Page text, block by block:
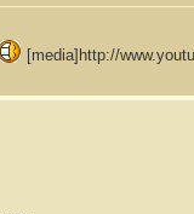
[media]http://